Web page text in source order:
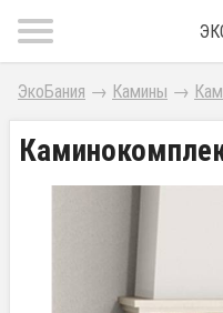
ЭкоБания → Камины →